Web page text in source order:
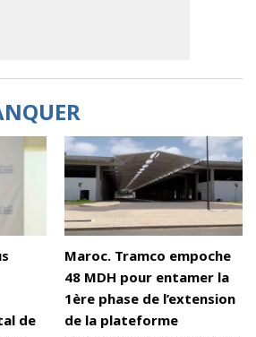
de
Maroc. Tramco empoche
48 MDH pour entamer la
1ère phase de l’extension
de la plateforme